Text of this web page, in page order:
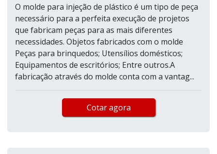
O molde para injeção de plástico é um tipo de peça
necessário para a perfeita execução de projetos
que fabricam peças para as mais diferentes
necessidades. Objetos fabricados com o molde
Peças para brinquedos; Utensílios domésticos;
Equipamentos de escritórios; Entre outros.A
fabricação através do molde conta com a vantag...
Cotar agora